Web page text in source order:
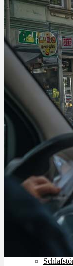
Ablauf
Therapien
Alle
ADHS